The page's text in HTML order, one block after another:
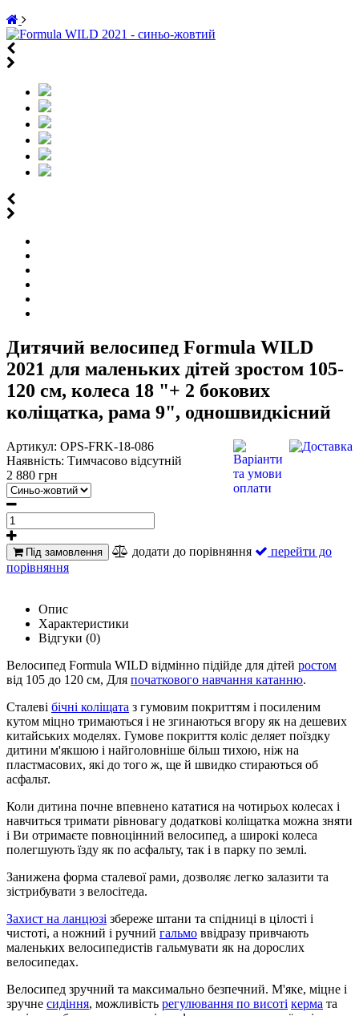
Дитячий велосипед Formula WILD
2021 для маленьких дітей зростом 105-
120 см, колеса 18 "+ 2 бокових
коліщатка, рама 9", одношвидкісний
Артикул: OPS-FRK-18-086
Наявність: Тимчасово відсутній
2 880 грн
Під замовлення додати до порівняння
перейти до
порівняння
Опис
Характеристики
Відгуки (0)
Велосипед Formula WILD відмінно підійде для дітей ростом
від 105 до 120 см, Для початкового навчання катанню.
Сталеві бічні коліщата з гумовим покриттям і посиленим
кутом міцно тримаються і не згинаються вгору як на дешевих
китайських моделях. Гумове покриття коліс деляет поїздку
дитини м'якшою і найголовніше більш тихою, ніж на
пластмасових, які до того ж, ще й швидко стираються об
асфальт.
Коли дитина почне впевнено кататися на чотирьох колесах і
навчиться тримати рівновагу додаткові коліщатка можна зняти
і Ви отримаєте повноцінний велосипед, а широкі колеса
полегшують їзду як по асфальту, так і в парку по землі.
Занижена форма сталевої рами, дозволяє легко залазити та
зістрибувати з велосітеда.
Захист на ланцюзі збереже штани та спідниці в цілості і
чистоті, а ножний і ручний гальмо ввідразу привчають
маленьких велосипедистів гальмувати як на дорослих
велосипедах.
Велосипед зручний та максимально безпечний. М'яке, міцне і
зручне сидіння, можливість регулювання по висоті керма та